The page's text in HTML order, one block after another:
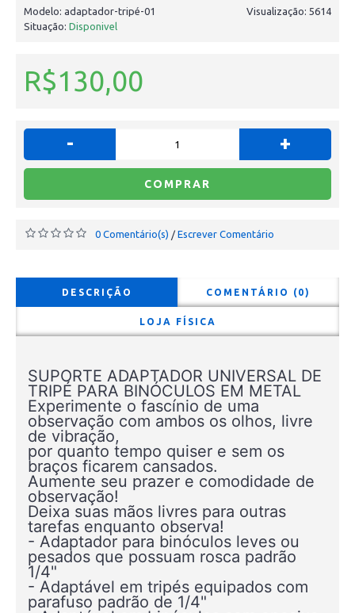
Visualização: 5614
Modelo: adaptador-tripé-01
Situação: Disponivel
R$130,00
- +
COMPRAR
0 Comentário(s) / Escrever Comentário
DESCRIÇÃO COMENTÁRIO (0)
LOJA FÍSICA
SUPORTE ADAPTADOR UNIVERSAL DE
TRIPÉ PARA BINÓCULOS EM METAL
Experimente o fascínio de uma
observação com ambos os olhos, livre
de vibração,
por quanto tempo quiser e sem os
braços ficarem cansados.
Aumente seu prazer e comodidade de
observação!
Deixa suas mãos livres para outras
tarefas enquanto observa!
- Adaptador para binóculos leves ou
pesados que possuam rosca padrão
1/4"
- Adaptável em tripés equipados com
parafuso padrão de 1/4"